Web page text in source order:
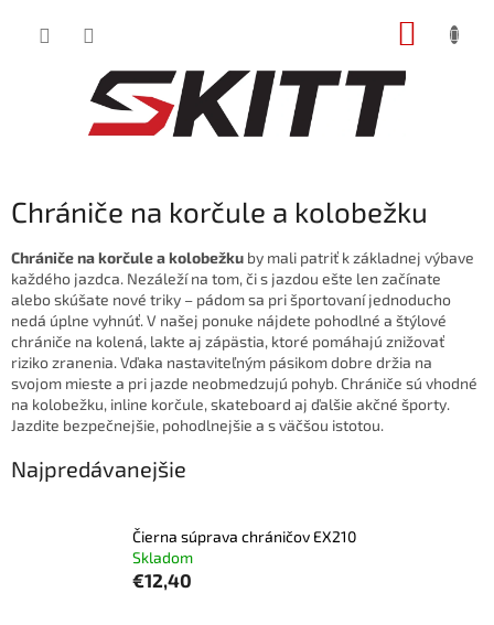
Chrániče na korčule a kolobežku
Chrániče na korčule a kolobežku by mali patriť k základnej výbave
každého jazdca. Nezáleží na tom, či s jazdou ešte len začínate
alebo skúšate nové triky – pádom sa pri športovaní jednoducho
nedá úplne vyhnúť. V našej ponuke nájdete pohodlné a štýlové
chrániče na kolená, lakte aj zápästia, ktoré pomáhajú znižovať
riziko zranenia. Vďaka nastaviteľným pásikom dobre držia na
svojom mieste a pri jazde neobmedzujú pohyb. Chrániče sú vhodné
na kolobežku, inline korčule, skateboard aj ďalšie akčné športy.
Jazdite bezpečnejšie, pohodlnejšie a s väčšou istotou.
Najpredávanejšie
Čierna súprava chráničov EX210
Skladom
€12,40